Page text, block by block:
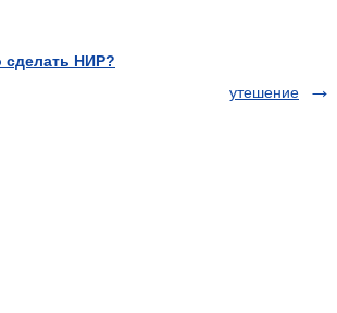
сделать НИР?
утешение